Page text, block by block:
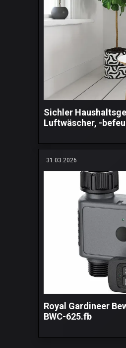
Sichler
Luftwäscher, -
31.03.2026
Royal Gardineer
BWC-625.fb